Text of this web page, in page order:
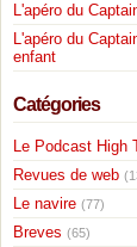
L'apéro du
L'apéro du
enfant
Catégories
Le Podcast High
Revues de web
Le navire (77)
Breves (65)